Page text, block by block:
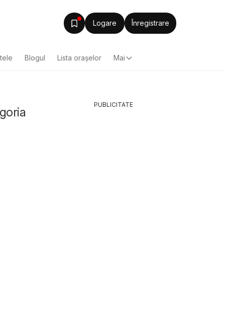
Logare Înregistrare
Blogul Lista oraşelor Mai
PUBLICITATE